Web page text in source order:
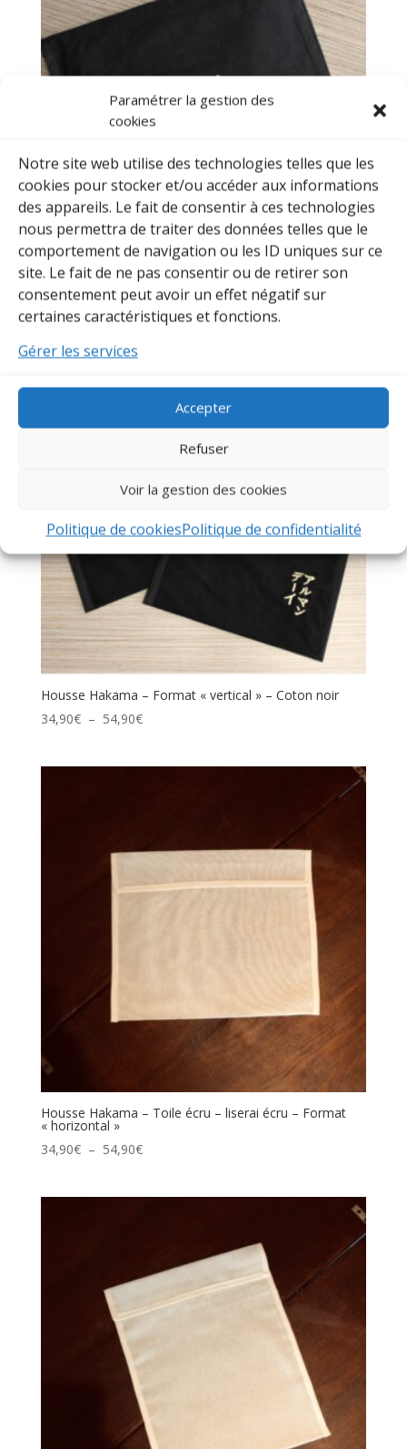
Paramétrer la gestion des
cookies
Notre site web utilise des technologies telles que les
cookies pour stocker et/ou accéder aux informations
des appareils. Le fait de consentir à ces technologies
nous permettra de traiter des données telles que le
comportement de navigation ou les ID uniques sur ce
site. Le fait de ne pas consentir ou de retirer son
consentement peut avoir un effet négatif sur
certaines caractéristiques et fonctions.
Gérer les services
Accepter
Refuser
Voir la gestion des cookies
Politique de cookiesPolitique de confidentialité
Housse Hakama – Format « horizontal » – Coton noir
34,90€ – 54,90€Plage
de
à
54,90€
Housse Hakama – Format « vertical » – Coton noir
34,90€ – 54,90€Plage
Housse Hakama – Toile écru – liserai écru – Format
« horizontal »
34,90€ – 54,90€Plage